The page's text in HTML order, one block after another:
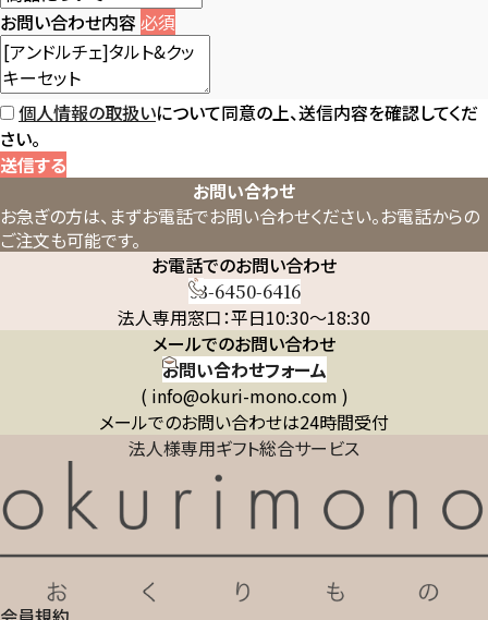
お問い合わせ内容 必須
個人情報の取扱いについて同意の上、送信内容を確認してくだ
さい。
送信する
お問い合わせ
お急ぎの方は、まずお電話でお問い合わせください。お電話からの
ご注文も可能です。
お電話でのお問い合わせ
03-6450-6416
法人専用窓口：平日10:30～18:30
メールでのお問い合わせ
お問い合わせフォーム
( info@okuri-mono.com )
メールでのお問い合わせは24時間受付
法人様専用ギフト総合サービス